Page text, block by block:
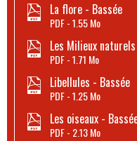
La flore - Bassée
PDF 1.55 Mo
Les Milieux
PDF 1.71 Mo
Libellules - Bassée
PDF 1.25 Mo
Les oiseaux -
PDF 2.13 Mo